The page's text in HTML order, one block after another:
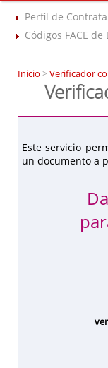
Perfil de
Códigos FACE de
Inicio >Verificador
Este servicio
un documento a